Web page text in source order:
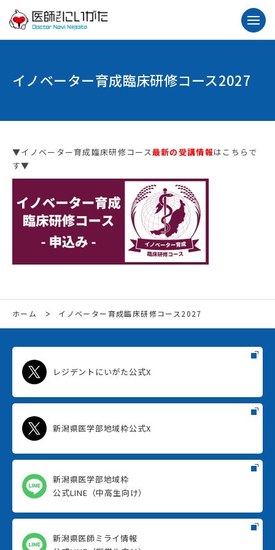
イノベーター育成臨床研修コース2027
▼イノベーター育成臨床研修コース最新の受講情報はこちらで
す▼
ホーム イノベーター育成臨床研修コース2027
レジデントにいがた公式X
新潟県医学部地域枠公式X
新潟県医学部地域枠
公式LINE（中高生向け）
新潟県医師ミライ情報